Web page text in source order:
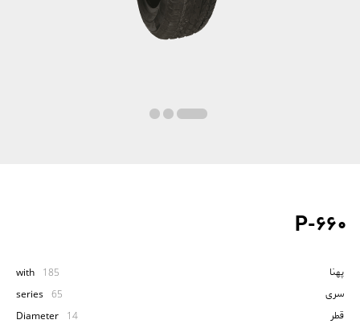
P-660
پهنا with 185
سری series 65
قطر Diameter 14